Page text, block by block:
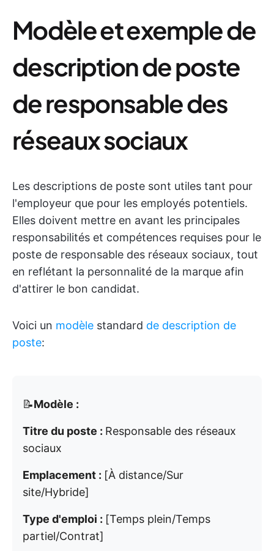
Modèle et exemple de
description de poste
de responsable des
réseaux sociaux
Les descriptions de poste sont utiles tant pour
l'employeur que pour les employés potentiels.
Elles doivent mettre en avant les principales
responsabilités et compétences requises pour le
poste de responsable des réseaux sociaux, tout
en reflétant la personnalité de la marque afin
d'attirer le bon candidat.
Voici un modèle standard de description de
poste:
📝Modèle :
Titre du poste : Responsable des réseaux
sociaux
Emplacement : [À distance/Sur
site/Hybride]
Type d'emploi : [Temps plein/Temps
partiel/Contrat]